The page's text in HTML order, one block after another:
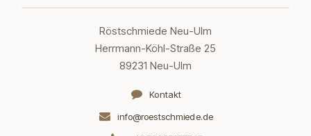
Röstschmiede Neu-Ulm
Herrmann-Köhl-Straße 25
89231 Neu-Ulm
Kontakt
info@roestschmiede.de